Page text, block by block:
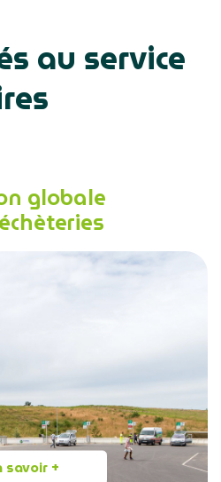
au service
globale
savoir +